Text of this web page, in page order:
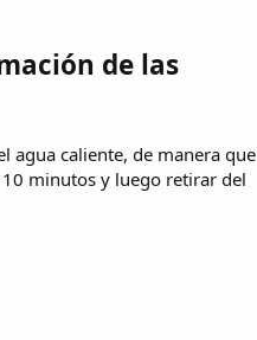
de las
agua caliente, de manera que
minutos y luego retirar del